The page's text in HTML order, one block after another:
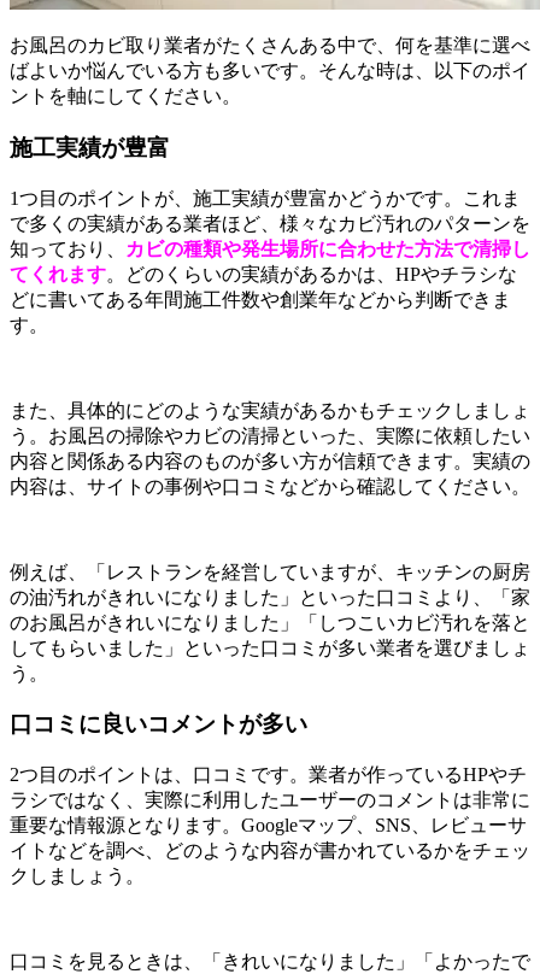
お風呂のカビ取り業者がたくさんある中で、何を基準に選べ
ばよいか悩んでいる方も多いです。そんな時は、以下のポイ
ントを軸にしてください。
施工実績が豊富
1つ目のポイントが、施工実績が豊富かどうかです。これま
で多くの実績がある業者ほど、様々なカビ汚れのパターンを
知っており、
カビの種類や発生場所に合わせた方法で清掃し
てくれます。どのくらいの実績があるかは、HPやチラシな
どに書いてある年間施工件数や創業年などから判断できま
す。
また、具体的にどのような実績があるかもチェックしましょ
う。お風呂の掃除やカビの清掃といった、実際に依頼したい
内容と関係ある内容のものが多い方が信頼できます。実績の
内容は、サイトの事例や口コミなどから確認してください。
例えば、「レストランを経営していますが、キッチンの厨房
の油汚れがきれいになりました」といった口コミより、「家
のお風呂がきれいになりました」「しつこいカビ汚れを落と
してもらいました」といった口コミが多い業者を選びましょ
う。
口コミに良いコメントが多い
2つ目のポイントは、口コミです。業者が作っているHPやチ
ラシではなく、実際に利用したユーザーのコメントは非常に
重要な情報源となります。Googleマップ、SNS、レビューサ
イトなどを調べ、どのような内容が書かれているかをチェッ
クしましょう。
口コミを見るときは、「きれいになりました」「よかったで